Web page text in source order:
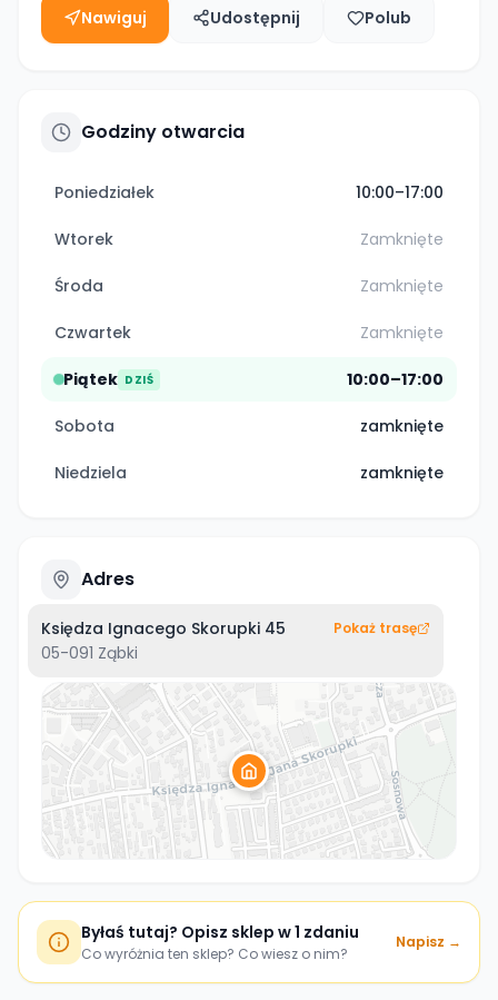
Nawiguj Udostępnij Polub
Godziny otwarcia
Poniedziałek 10:00–17:00
Wtorek Zamknięte
Środa Zamknięte
Czwartek Zamknięte
Piątek DZIŚ 10:00–17:00
Sobota zamknięte
Niedziela zamknięte
Adres
Księdza Ignacego Skorupki 45
05-091 Ząbki
Pokaż trasę
Byłaś tutaj? Opisz sklep w 1 zdaniu
Co wyróżnia ten sklep? Co wiesz o nim?
Napisz →